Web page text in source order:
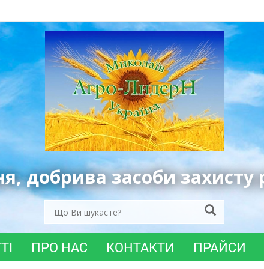
добрива засоби захисту
ПРО НАС КОНТАКТИ ПРАЙСИ